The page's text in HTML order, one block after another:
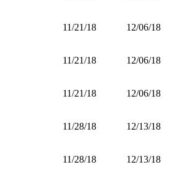
11/21/18 12/06/18
11/21/18 12/06/18
11/21/18 12/06/18
11/28/18 12/13/18
11/28/18 12/13/18